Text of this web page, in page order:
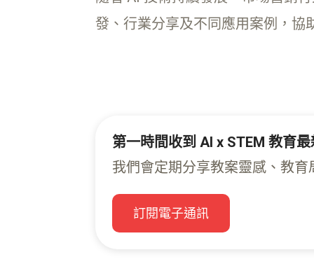
發、行業分享及不同應用案例，協
第一時間收到 AI x STEM 教育
我們會定期分享教案靈感、教
訂閱電子通訊